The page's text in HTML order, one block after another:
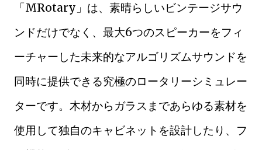
「MRotary」は、素晴らしいビンテージサウ
ンドだけでなく、最大6つのスピーカーをフィ
ーチャーした未来的なアルゴリズムサウンドを
同時に提供できる究極のロータリーシミュレー
ターです。木材からガラスまであらゆる素材を
使用して独自のキャビネットを設計したり、フ